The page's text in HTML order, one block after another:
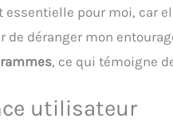
improves stability and
robust body bike remains strong
Indoor Exercise bike
and very easy to
pour moi, car
de déranger mon
, ce qui témoigne
utilisateur